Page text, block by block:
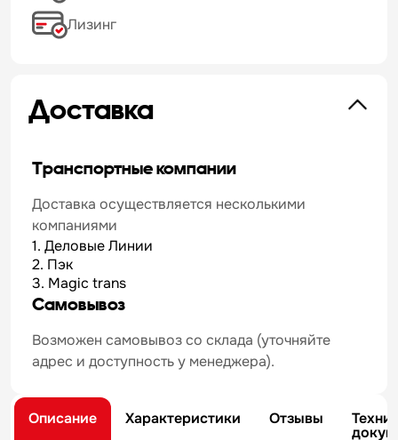
Лизинг
Доставка
Транспортные компании
Доставка осуществляется несколькими
компаниями
1. Деловые Линии
2. Пэк
3. Magic trans
Самовывоз
Возможен самовывоз со склада (уточняйте
адрес и доступность у менеджера).
Описание Характеристики Отзывы